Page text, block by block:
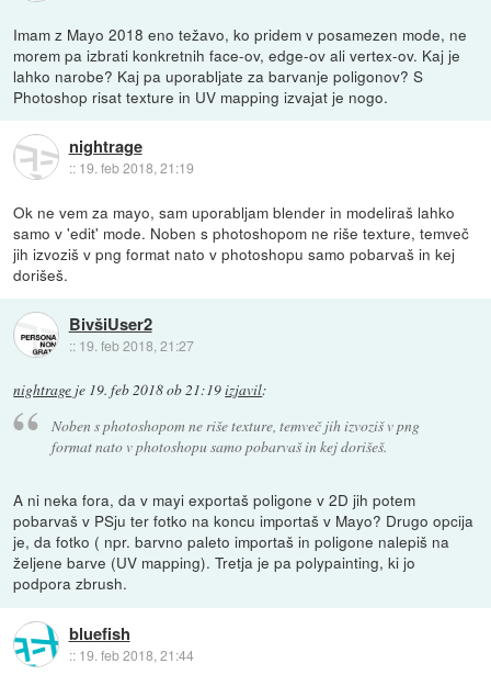
Imam z Mayo 2018 eno težavo, ko pridem v posamezen mode, ne
morem pa izbrati konkretnih face-ov, edge-ov ali vertex-ov. Kaj je
lahko narobe? Kaj pa uporabljate za barvanje poligonov? S
Photoshop risat texture in UV mapping izvajat je nogo.
nightrage
:: 19. feb 2018, 21:19
Ok ne vem za mayo, sam uporabljam blender in modeliraš lahko
samo v 'edit' mode. Noben s photoshopom ne riše texture, temveč
jih izvoziš v png format nato v photoshopu samo pobarvaš in kej
dorišeš.
BivšiUser2
:: 19. feb 2018, 21:27
nightrage je 19. feb 2018 ob 21:19izjavil:
Noben s photoshopom ne riše texture, temveč jih izvoziš v png
format nato v photoshopu samo pobarvaš in kej dorišeš.
A ni neka fora, da v mayi exportaš poligone v 2D jih potem
pobarvaš v PSju ter fotko na koncu importaš v Mayo? Drugo opcija
je, da fotko ( npr. barvno paleto importaš in poligone nalepiš na
željene barve (UV mapping). Tretja je pa polypainting, ki jo
podpora zbrush.
bluefish
:: 19. feb 2018, 21:44